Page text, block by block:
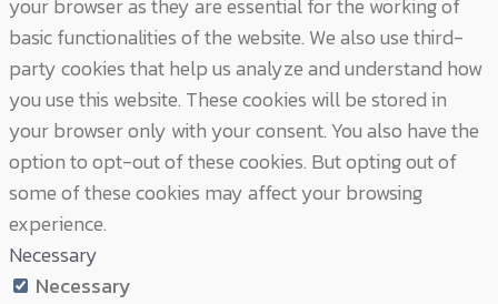
your browser as they are essential for the working of
basic functionalities of the website. We also use third-
party cookies that help us analyze and understand how
you use this website. These cookies will be stored in
your browser only with your consent. You also have the
option to opt-out of these cookies. But opting out of
some of these cookies may affect your browsing
experience.
Necessary
Necessary